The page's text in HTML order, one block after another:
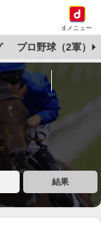
dメニュー
プロ野球（2軍）
結果